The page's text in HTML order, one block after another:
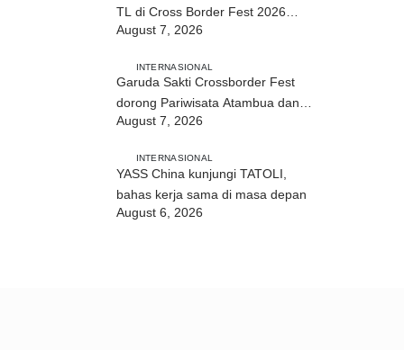
TL di Cross Border Fest 2026
Atambua
August 7, 2026
INTERNASIONAL
Garuda Sakti Crossborder Fest
dorong Pariwisata Atambua dan
August 7, 2026
INTERNASIONAL
YASS China kunjungi TATOLI,
bahas kerja sama di masa depan
August 6, 2026